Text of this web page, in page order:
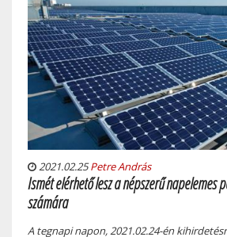
2021.02.25Petre András
Ismét elérhető lesz a népszerű napelemes
számára
A tegnapi napon, 2021.02.24-én